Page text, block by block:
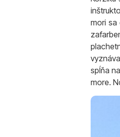
mori sa
spĺňa
more.